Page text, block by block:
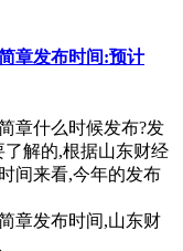
章发布时间:预计
章什么时候发布?发
解的,根据山东财经
间来看,今年的发布